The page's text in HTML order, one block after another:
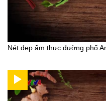
Nét đẹp ẩm thực đường phố